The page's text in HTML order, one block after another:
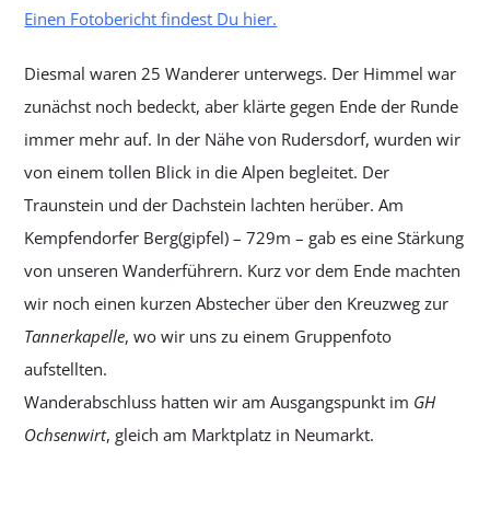
Einen Fotobericht findest Du hier.
Diesmal waren 25 Wanderer unterwegs. Der Himmel war
zunächst noch bedeckt, aber klärte gegen Ende der Runde
immer mehr auf. In der Nähe von Rudersdorf, wurden wir
von einem tollen Blick in die Alpen begleitet. Der
Traunstein und der Dachstein lachten herüber. Am
Kempfendorfer Berg(gipfel) – 729m – gab es eine Stärkung
von unseren Wanderführern. Kurz vor dem Ende machten
wir noch einen kurzen Abstecher über den Kreuzweg zur
Tannerkapelle, wo wir uns zu einem Gruppenfoto
aufstellten.
Wanderabschluss hatten wir am Ausgangspunkt im GH
Ochsenwirt, gleich am Marktplatz in Neumarkt.